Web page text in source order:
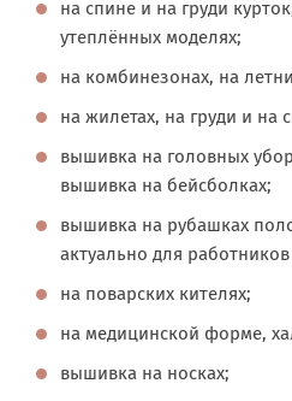
на спине и на груди
утеплённых моделях;
на комбинезонах, на
на жилетах, на груди и на
вышивка на головных
вышивка на бейсболках;
вышивка на рубашках
актуально для
на поварских кителях;
на медицинской форме,
вышивка на носках;